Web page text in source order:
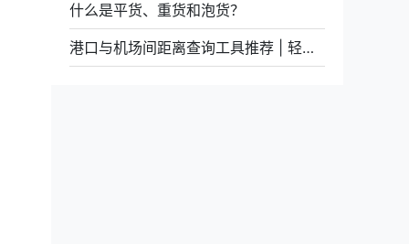
什么是平货、重货和泡货？
港口与机场间距离查询工具推荐 | 轻松获取多种路径信息